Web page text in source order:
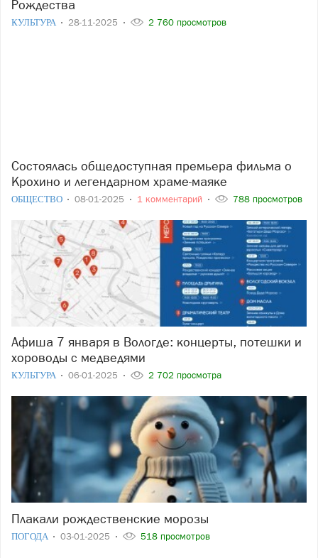
Рождества
КУЛЬТУРА 28-11-2025 2 760 просмотров
Состоялась общедоступная премьера фильма о
Крохино и легендарном храме-маяке
ОБЩЕСТВО 08-01-2025 1 комментарий 788 просмотров
Афиша 7 января в Вологде: концерты, потешки и
хороводы с медведями
КУЛЬТУРА 06-01-2025 2 702 просмотра
Плакали рождественские морозы
ПОГОДА 03-01-2025 518 просмотров